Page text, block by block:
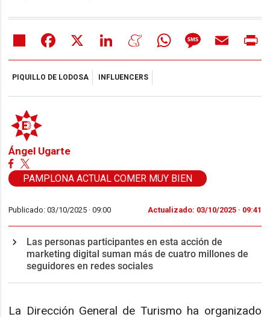
Share Facebook LinkedIn MeneameWhatsAppMessageEmail
PIQUILLO DE LODOSA INFLUENCERS
Ángel Ugarte
PAMPLONA ACTUAL COMER MUY BIEN
Publicado: 03/10/2025 ·09:00 Actualizado: 03/10/2025 · 09:41
Las personas participantes en esta acción de
marketing digital suman más de cuatro millones de
seguidores en redes sociales
La Dirección General de Turismo ha organizado